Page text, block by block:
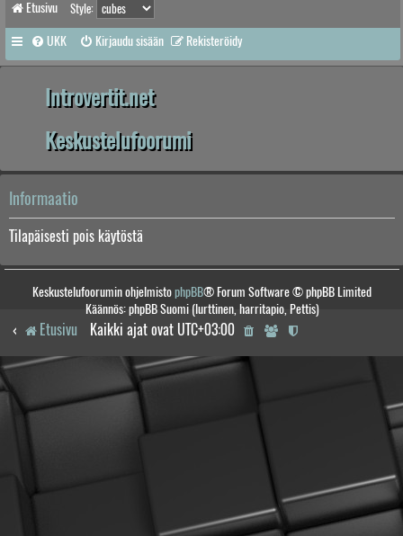
Etusivu Style:
UKK Kirjaudu sisään Rekisteröidy
Introvertit.net
Keskustelufoorumi
Informaatio
Tilapäisesti pois käytöstä
Keskustelufoorumin ohjelmistophpBB® Forum Software © phpBB Limited
Käännös: phpBB Suomi (lurttinen, harritapio, Pettis)
Etusivu Kaikki ajat ovat UTC+03:00